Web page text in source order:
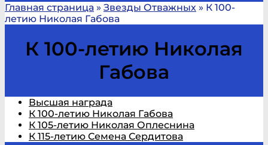
Главная страница » Звезды Отважных » К 100-
летию Николая Габова
К 100-летию Николая
Габова
Высшая награда
К 100-летию Николая Габова
К 105-летию Николая Оплеснина
К 115-летию Семена Сердитова